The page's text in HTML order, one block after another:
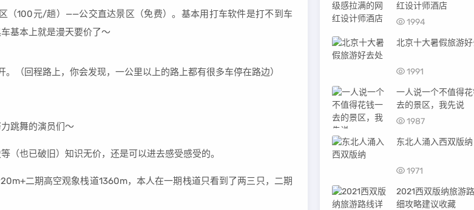
100元/趟）——公交直达景区（免费）。基本用打车软件是打不到车
基本上就是漫天要价了～
（回程路上，你会发现，一公里以上的路上都有很多车停在路边）
跳舞的演员们～
（也已破旧）知识无价，还是可以进去感受感受的。
二期高空观象栈道1360m，本人在一期栈道只看到了两三只，二期
红设计师酒店
1994
北京十大暑假旅游
1991
一人说一个不值得
去的景区，我先说
1987
东北人涌入西双版纳
1971
2021西双版纳旅游
细攻略建议收藏